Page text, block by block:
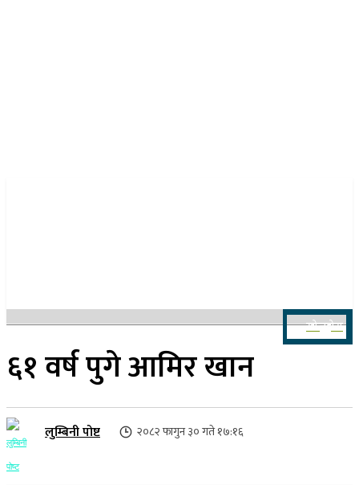
खोज्नुहोस
६१ वर्ष पुगे आमिर खान
लुम्बिनी पोष्ट २०८२ फागुन ३० गते १७:१६